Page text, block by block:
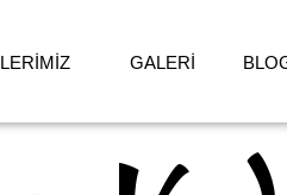
GALERİ